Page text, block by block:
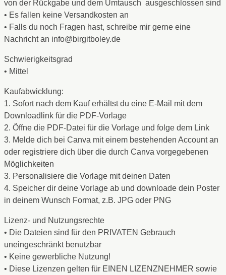
von der Rückgabe und dem Umtausch ausgeschlossen sind
• Es fallen keine Versandkosten an
• Falls du noch Fragen hast, schreibe mir gerne eine
Nachricht an info@birgitboley.de
Schwierigkeitsgrad
• Mittel
Kaufabwicklung:
1. Sofort nach dem Kauf erhältst du eine E-Mail mit dem
Downloadlink für die PDF-Vorlage
2. Öffne die PDF-Datei für die Vorlage und folge dem Link
3. Melde dich bei Canva mit einem bestehenden Account an
oder registriere dich über die durch Canva vorgegebenen
Möglichkeiten
3. Personalisiere die Vorlage mit deinen Daten
4. Speicher dir deine Vorlage ab und downloade dein Poster
in deinem Wunsch Format, z.B. JPG oder PNG
Lizenz- und Nutzungsrechte
• Die Dateien sind für den PRIVATEN Gebrauch
uneingeschränkt benutzbar
• Keine gewerbliche Nutzung!
• Diese Lizenzen gelten für EINEN LIZENZNEHMER sowie